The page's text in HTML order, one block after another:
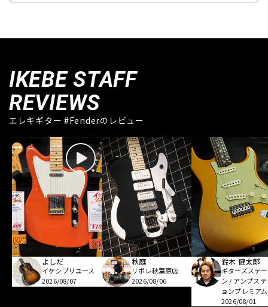
IKEBE STAFF
REVIEWS
エレキギター #Fenderのレビュー
よしだ
イケシブリユース
2026/08/07
秋庭
リボレ秋葉原店
2026/08/06
鈴木 健太郎
ギターズステ
ン / アンプス
ョンプレミアム
2026/08/01